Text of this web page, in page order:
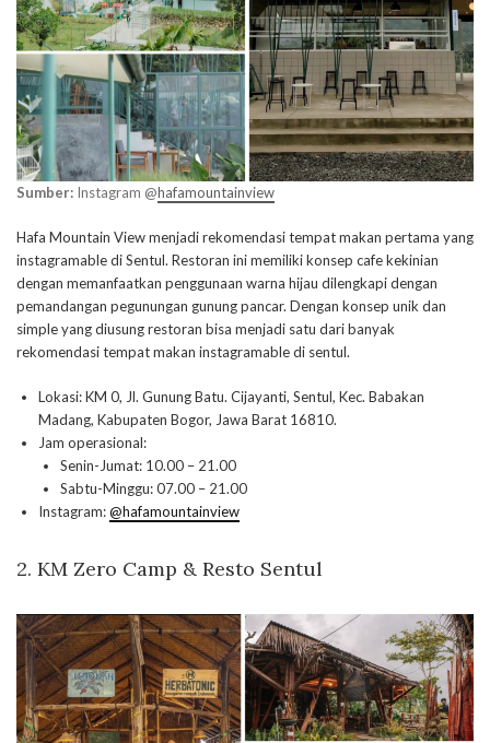
Sumber: Instagram @hafamountainview
Hafa Mountain View menjadi rekomendasi tempat makan pertama yang
instagramable di Sentul. Restoran ini memiliki konsep cafe kekinian
dengan memanfaatkan penggunaan warna hijau dilengkapi dengan
pemandangan pegunungan gunung pancar. Dengan konsep unik dan
simple yang diusung restoran bisa menjadi satu dari banyak
rekomendasi tempat makan instagramable di sentul.
Lokasi: KM 0, Jl. Gunung Batu. Cijayanti, Sentul, Kec. Babakan
Madang, Kabupaten Bogor, Jawa Barat 16810.
Jam operasional:
Senin-Jumat: 10.00 – 21.00
Sabtu-Minggu: 07.00 – 21.00
Instagram:@hafamountainview
2. KM Zero Camp & Resto Sentul